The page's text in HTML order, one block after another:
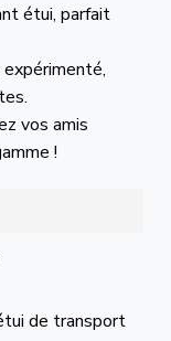
étui, parfait
vos amis
!
de transport